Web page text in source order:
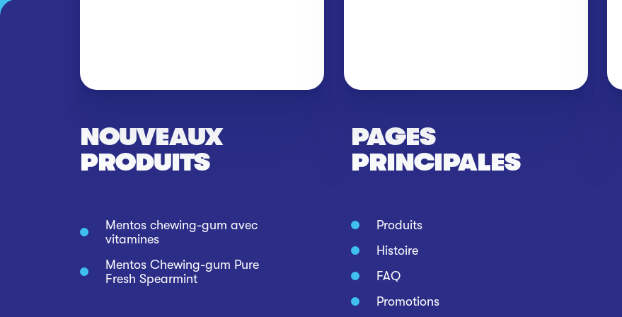
NOUVEAUX
PRODUITS
Mentos chewing-gum avec
vitamines
Mentos Chewing-gum Pure
Fresh Spearmint
PAGES
PRINCIPALES
Produits
Histoire
FAQ
Promotions